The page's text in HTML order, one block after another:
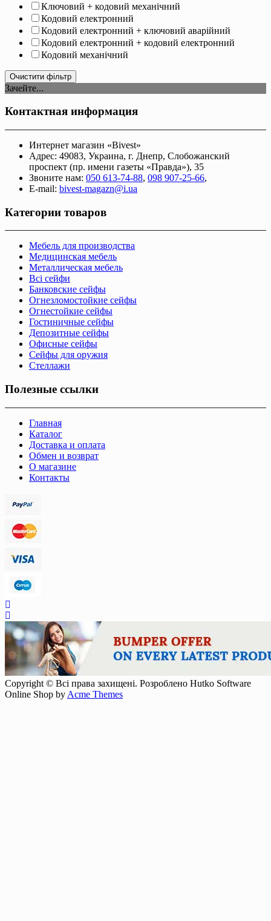
Ключовий + кодовий механічний
Кодовий електронний
Кодовий електронний + ключовий аварійний
Кодовий електронний + кодовий електронний
Кодовий механічний
Очистити фільтр
Зачейте...
Контактная информация
Интернет магазин «Bivest»
Адрес: 49083, Украина, г. Днепр, Слобожанский
проспект (пр. имени газеты «Правда»), 35
Звоните нам: 050 613-74-88, 098 907-25-66,
E-mail: bivest-magazn@i.ua
Категории товаров
Мебель для производства
Медицинская мебель
Металлическая мебель
Всі сейфи
Банковские сейфы
Огнезломостойкие сейфы
Огнестойкие сейфы
Гостиничные сейфы
Депозитные сейфы
Офисные сейфы
Сейфы для оружия
Стеллажи
Полезные ссылки
Главная
Каталог
Доставка и оплата
Обмен и возврат
О магазине
Контакты
Copyright © Всі права захищені. Розроблено Hutko Software
Online Shop by Acme Themes